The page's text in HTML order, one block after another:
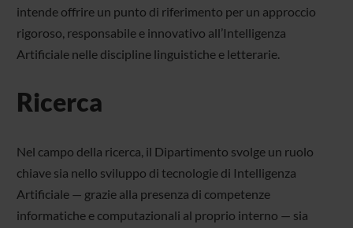
intende offrire un punto di riferimento per un approccio
rigoroso, responsabile e innovativo all’Intelligenza
Artificiale nelle discipline linguistiche e letterarie.
Ricerca
Nel campo della ricerca, il Dipartimento svolge un ruolo
chiave sia nello sviluppo di tecnologie di Intelligenza
Artificiale — grazie alla presenza di competenze
informatiche e computazionali al proprio interno — sia